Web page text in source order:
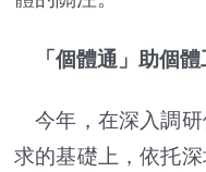
「個體通」助個
今年，在深入調研
求的基礎上，依托